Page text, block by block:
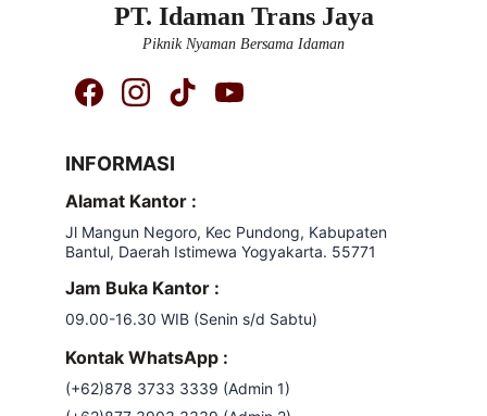
PT. Idaman Trans Jaya
Piknik Nyaman Bersama Idaman
Alamat Kantor :
Jl Mangun Negoro, Kec Pundong, Kabupaten
Bantul, Daerah Istimewa Yogyakarta. 55771
Jam Buka Kantor :
09.00-16.30 WIB (Senin s/d Sabtu)
Kontak WhatsApp :
(+62)878 3733 3339 (Admin 1)
INFORMASI